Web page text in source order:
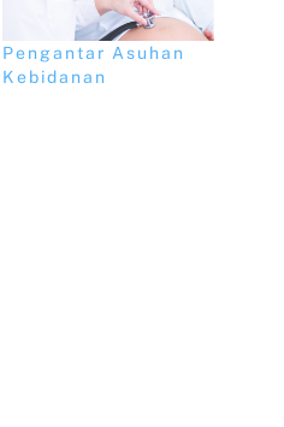
Pengantar Asuhan
Kebidanan